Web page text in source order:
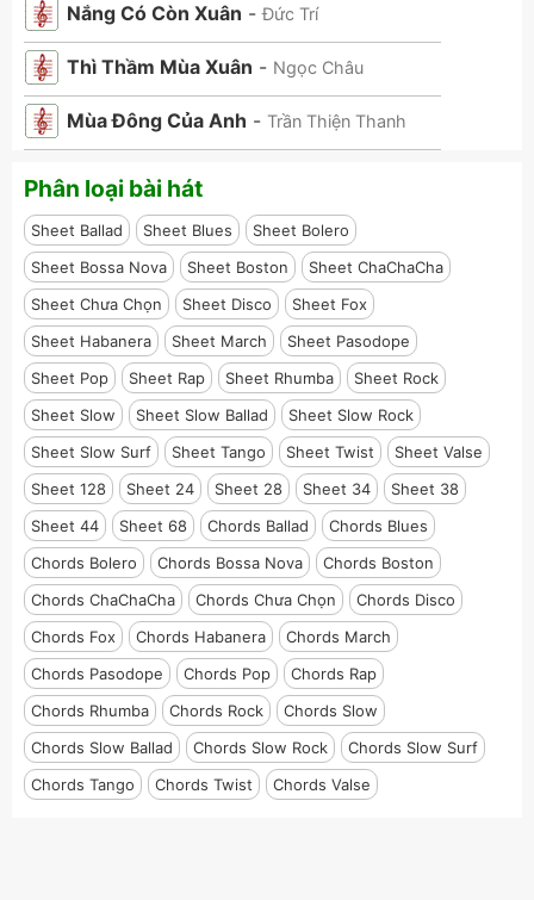
Nắng Có Còn Xuân -Đức Trí
Thì Thầm Mùa Xuân - Ngọc Châu
Mùa Đông Của Anh - Trần Thiện Thanh
Phân loại bài hát
Sheet Ballad Sheet Blues
Sheet Bolero
Sheet Bossa Nova
Sheet Boston
Sheet ChaChaCha
Sheet Chưa Chọn
Sheet Disco
Sheet Fox
Sheet Habanera
Sheet March
Sheet Pasodope
Sheet Pop
Sheet Rap Sheet Rhumba
Sheet Rock
Sheet Slow
Sheet Slow Ballad
Sheet Slow Rock
Sheet Slow Surf
Sheet Tango Sheet Twist
Sheet Valse
Sheet 128
Sheet 24 Sheet 28 Sheet 34
Sheet 38
Sheet 44
Sheet 68 Chords Ballad
Chords Blues
Chords Bolero
Chords Bossa Nova
Chords Boston
Chords ChaChaCha
Chords Chưa Chọn
Chords Disco
Chords Fox
Chords Habanera
Chords March
Chords Pasodope
Chords Pop
Chords Rap
Chords Rhumba
Chords Rock
Chords Slow
Chords Slow Ballad
Chords Slow Rock
Chords Slow Surf
Chords Tango
Chords Twist Chords Valse